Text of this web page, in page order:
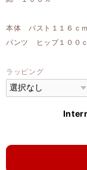
本体 バスト１１６ｃ
パンツ ヒップ１００
ラッピング